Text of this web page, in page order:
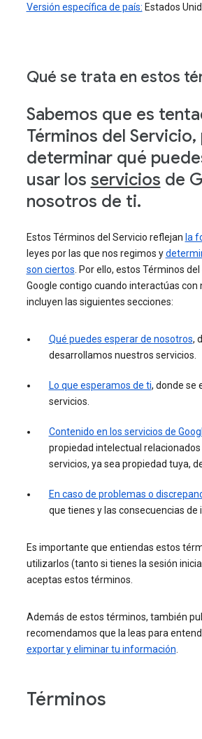
Versión específica de país: Estados
Qué se trata en estos
Sabemos que es
Términos del
determinar qué
usar los servicios de
nosotros de ti.
Estos Términos del Servicio reflejan la
leyes por las que nos regimos y
son ciertos . Por ello, estos Términos
Google contigo cuando interactúas
incluyen las siguientes secciones:
Qué puedes esperar de nosotros,
desarrollamos nuestros servicios.
Lo que esperamos de ti, donde se
servicios.
Contenido en los servicios de
propiedad intelectual
servicios, ya sea propiedad tuya,
En caso de problemas o
que tienes y las consecuencias
Es importante que entiendas estos
utilizarlos (tanto si tienes la sesión
aceptas estos términos.
Además de estos términos, también
recomendamos que la leas para
exportar y eliminar tu información
Términos